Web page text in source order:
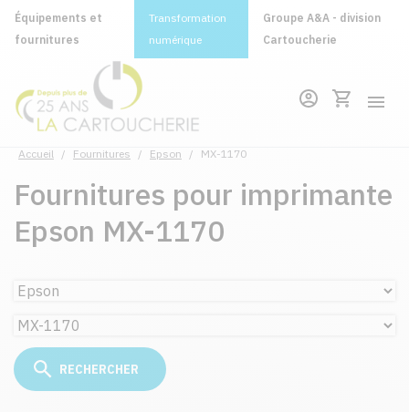
Équipements et
fournitures
Transformation
numérique
Groupe A&A - division
Cartoucherie
Accueil / Fournitures / Epson / MX-1170
Fournitures pour imprimante
Epson MX-1170